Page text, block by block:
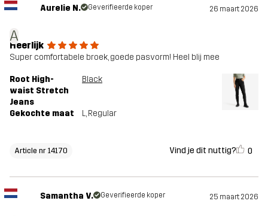
A
Aurelie N. Geverifieerde koper 26 maart 2026
Heerlijk
Super comfortabele broek, goede pasvorm! Heel blij mee
Root High-
waist Stretch
Jeans
Black
Gekochte maat L, Regular
Article nr 14170 Vind je dit nuttig? 0
Samantha V. Geverifieerde koper 25 maart 2026